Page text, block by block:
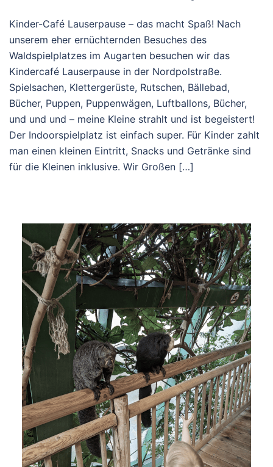
Kinder-Café Lauserpause – das macht Spaß! Nach
unserem eher ernüchternden Besuches des
Waldspielplatzes im Augarten besuchen wir das
Kindercafé Lauserpause in der Nordpolstraße.
Spielsachen, Klettergerüste, Rutschen, Bällebad,
Bücher, Puppen, Puppenwägen, Luftballons, Bücher,
und und und – meine Kleine strahlt und ist begeistert!
Der Indoorspielplatz ist einfach super. Für Kinder zahlt
man einen kleinen Eintritt, Snacks und Getränke sind
für die Kleinen inklusive. Wir Großen […]